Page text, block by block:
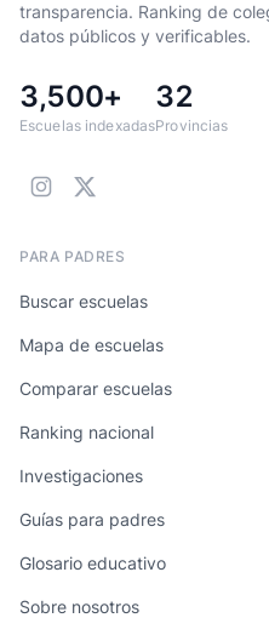
transparencia. Ranking de
datos públicos y verificables.
3,500+
Escuelas indexadas
32
Provincias
PARA PADRES
Buscar escuelas
Mapa de escuelas
Comparar escuelas
Ranking nacional
Investigaciones
Guías para padres
Glosario educativo
Sobre nosotros